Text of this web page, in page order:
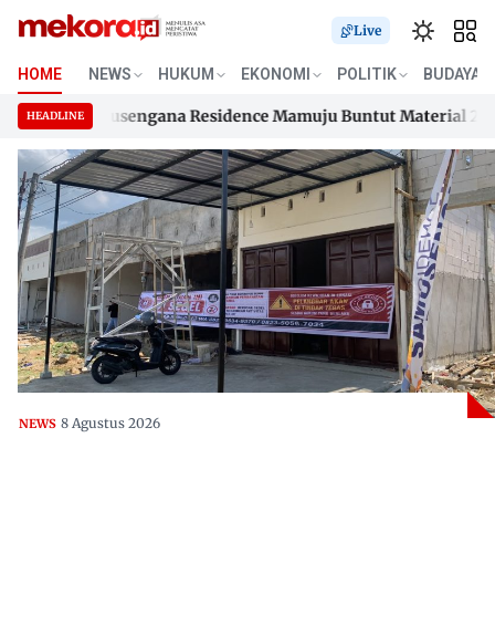
Skip
content
Live
HOME NEWS HUKUM EKONOMI POLITIK BUDAYA
HEADLINE
Samusengana Residence Mamuju Buntut Material 200
Samusengana Residence Mamuju Buntut Material 200
NEWS 8 Agustus 2026